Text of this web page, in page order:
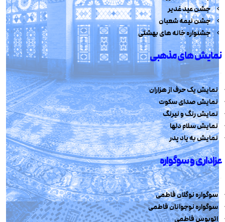
جشن عید غدیر
جشن نیمه شعبان
جشنواره خانه های بهشتی
نمایش های مذهبی
نمایش یک حرف از هزاران
نمایش صدای سکوت
نمایش رنگ و نیرنگ
نمایش سلام دلها
نمایش به یاد پدر
عزاداری و سوگواره
سوگواره نوگلان فاطمی
سوگواره نوجوانان فاطمی
اتوبوس فاطمی